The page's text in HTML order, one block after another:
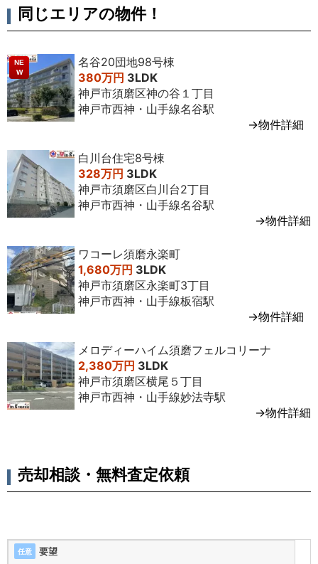
月 ㎡
同じエリアの物件！
NE
W
名谷20団地98号棟
380万円 3LDK
神戸市須磨区神の谷１丁目
神戸市西神・山手線名谷駅
→物件詳細
白川台住宅8号棟
328万円 3LDK
神戸市須磨区白川台2丁目
神戸市西神・山手線名谷駅
→物件詳細
ワコーレ須磨永楽町
1,680万円 3LDK
神戸市須磨区永楽町3丁目
神戸市西神・山手線板宿駅
→物件詳細
メロディーハイム須磨フェルコリーナ
2,380万円 3LDK
神戸市須磨区横尾５丁目
神戸市西神・山手線妙法寺駅
→物件詳細
売却相談・無料査定依頼
任意 要望